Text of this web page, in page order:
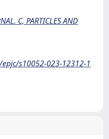
C, PARTICLES AND
s10052-023-12312-1